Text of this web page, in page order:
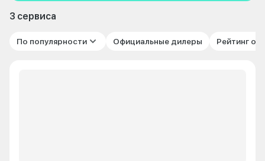
3 сервиса
По популярности Официальные дилеры Рейтинг